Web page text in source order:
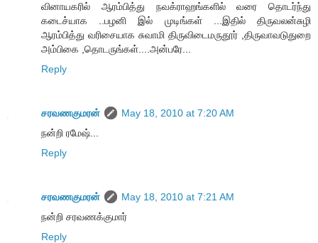
வினாயகரில் ஆரம்பித்து நவக்ராஹங்களில் வரை தொடர்ந்து
கடைச்யாக ..பழனி இல் முடிங்கள் ...இதில் திருவலன்சுழி
ஆரம்பித்து வரிசையாக சுவாமி திருவிடைமருதூர் ,திருவாவடுதுறை
அம்பிகை ,தொடருங்கள்....அன்பரே...
Reply
சரவணகுமரன்
May 18, 2010 at 7:20 AM
நன்றி ரமேஷ்...
Reply
சரவணகுமரன்
May 18, 2010 at 7:21 AM
நன்றி சரவணக்குமார்
Reply